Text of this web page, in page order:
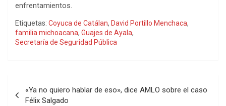
enfrentamientos.
Etiquetas: Coyuca de Catálan, David Portillo Menchaca,
familia michoacana, Guajes de Ayala,
Secretaría de Seguridad Pública
de
«Ya no quiero hablar de eso», dice AMLO sobre el caso
Félix Salgado